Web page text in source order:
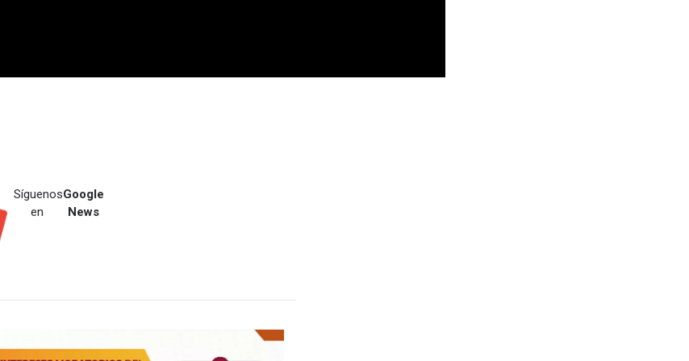
Síguenos
en
Google
News